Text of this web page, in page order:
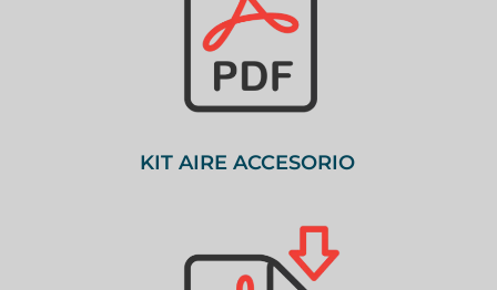
KIT AIRE ACCESORIO